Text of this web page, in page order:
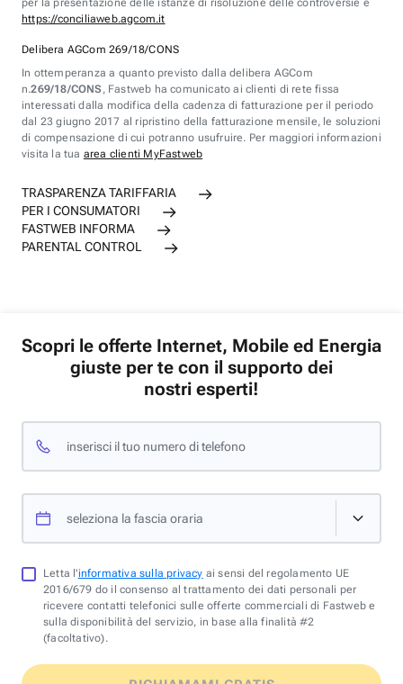
per la presentazione delle istanze di risoluzione delle controversie è
https://conciliaweb.agcom.it
Delibera AGCom 269/18/CONS
In ottemperanza a quanto previsto dalla delibera AGCom
n.269/18/CONS , Fastweb ha comunicato ai clienti di rete fissa
interessati dalla modifica della cadenza di fatturazione per il periodo
dal 23 giugno 2017 al ripristino della fatturazione mensile, le soluzioni
di compensazione di cui potranno usufruire. Per maggiori informazioni
visita la tua area clienti MyFastweb
TRASPARENZA TARIFFARIA
PER I CONSUMATORI
FASTWEB INFORMA
PARENTAL CONTROL
Scopri le offerte Internet, Mobile ed Energia
giuste per te con il supporto dei
nostri esperti!
inserisci il tuo numero di telefono
seleziona la fascia oraria
Letta l'informativa sulla privacy ai sensi del regolamento UE
2016/679 do il consenso al trattamento dei dati personali per
ricevere contatti telefonici sulle offerte commerciali di Fastweb e
sulla disponibilità del servizio, in base alla finalità #2
(facoltativo).